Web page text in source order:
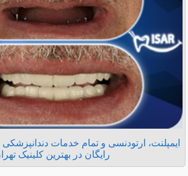
ایمپلنت، ارتودنسی و تمام خدمات
رایگان در بهترین کلینیک